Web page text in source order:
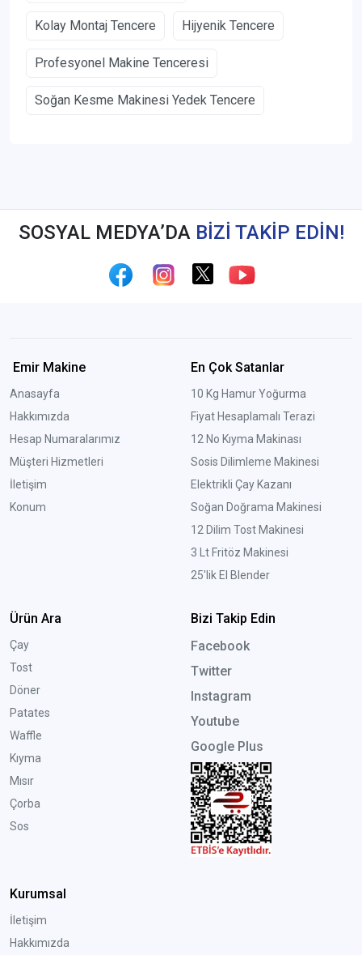
Kolay Montaj Tencere Hijyenik Tencere
Profesyonel Makine Tenceresi
Soğan Kesme Makinesi Yedek Tencere
SOSYAL MEDYA’DA BİZİ TAKİP EDİN!
Emir Makine
Anasayfa
Hakkımızda
Hesap Numaralarımız
Müşteri Hizmetleri
İletişim
Konum
En Çok Satanlar
10 Kg Hamur Yoğurma
Fiyat Hesaplamalı Terazi
12 No Kıyma Makinası
Sosis Dilimleme Makinesi
Elektrikli Çay Kazanı
Soğan Doğrama Makinesi
12 Dilim Tost Makinesi
3 Lt Fritöz Makinesi
25'lik El Blender
Ürün Ara
Çay
Tost
Döner
Patates
Waffle
Kıyma
Mısır
Çorba
Sos
Bizi Takip Edin
Facebook
Twitter
Instagram
Youtube
Google Plus
Kurumsal
İletişim
Hakkımızda